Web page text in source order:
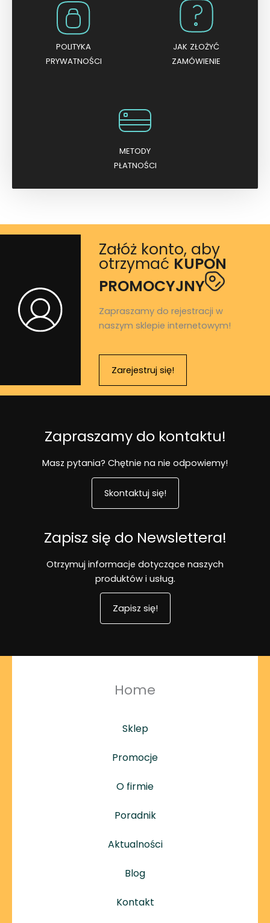
POLITYKA
PRYWATNOŚCI
JAK ZŁOŻYĆ
ZAMÓWIENIE
METODY
PŁATNOŚCI
Załóż konto, aby
otrzymać KUPON
PROMOCYJNY
Zapraszamy do rejestracji w
naszym sklepie internetowym!
Zarejestruj się!
Zapraszamy do kontaktu!
Masz pytania? Chętnie na nie odpowiemy!
Skontaktuj się!
Zapisz się do Newslettera!
Otrzymuj informacje dotyczące naszych
produktów i usług.
Zapisz się!
Home
Sklep
Promocje
O firmie
Poradnik
Aktualności
Blog
Kontakt